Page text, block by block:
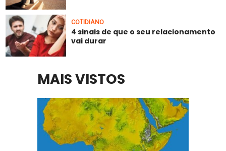
COTIDIANO
4 sinais de que o seu relacionamento
vai durar
MAIS VISTOS